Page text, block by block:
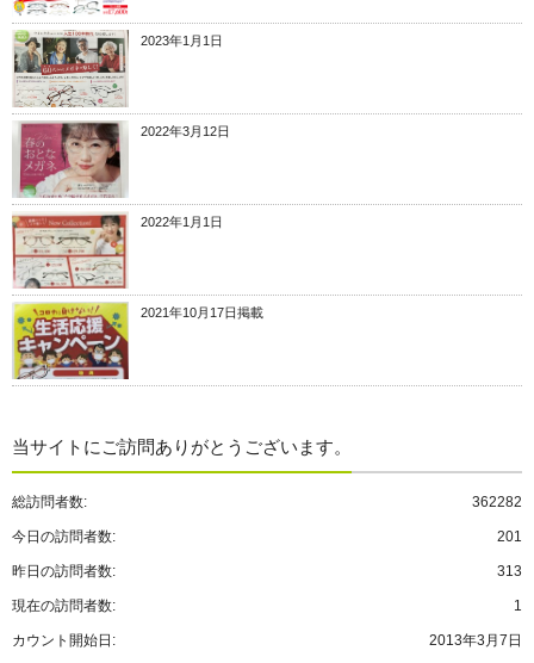
2023年1月1日
2022年3月12日
2022年1月1日
2021年10月17日掲載
当サイトにご訪問ありがとうございます。
362282
総訪問者数:
201
今日の訪問者数:
313
昨日の訪問者数:
1
現在の訪問者数:
2013年3月7日
カウント開始日: